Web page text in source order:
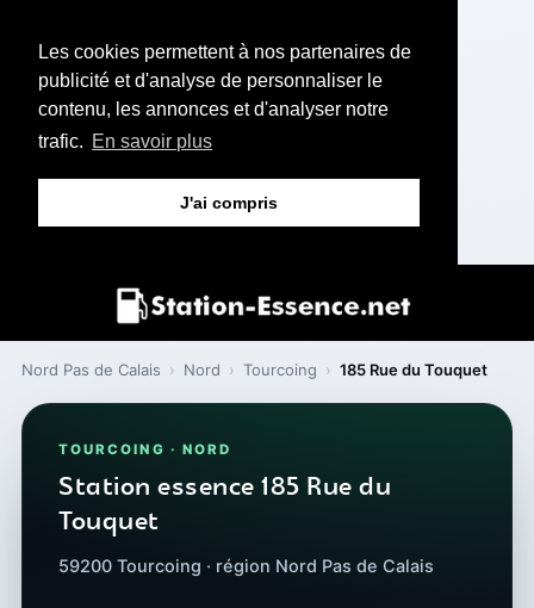
Les cookies permettent à nos partenaires de
publicité et d'analyse de personnaliser le
contenu, les annonces et d'analyser notre
trafic. En savoir plus
J'ai compris
Nord Pas de Calais › Nord › Tourcoing › 185 Rue du Touquet
TOURCOING · NORD
Station essence 185 Rue du
Touquet
59200 Tourcoing · région Nord Pas de Calais